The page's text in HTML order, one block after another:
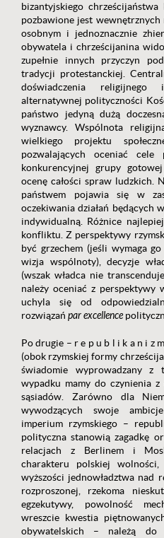
bizantyjskiego
pozbawione jest wewnętrznych
osobnym i jednoznacznie
obywatela i chrześcijanina
zupełnie innych przyczyn
tradycji protestanckiej.
doświadczenia
alternatywnej polityczności
państwo jedyną dużą
wyznawcy. Wspólnota
wielkiego projektu
pozwalających oceniać
konkurencyjnej grupy
ocenę całości spraw ludzkich.
państwem pojawia się w
oczekiwania działań będących
indywidualną. Różnice
konfliktu. Z perspektywy
być grzechem (jeśli wymaga
wizja wspólnoty), decyzje
(wszak władca nie
należy oceniać z perspektywy
uchyla się od
rozwiązań par excellence
Po drugie – r e p u b l i k a n i z
(obok rzymskiej formy
świadomie wyprowadzany
wypadku mamy do czynienia
sąsiadów. Zarówno dla
wywodzących swoje
imperium rzymskiego –
polityczna stanowią zagadkę
relacjach z Berlinem i
charakteru polskiej
wyższości jednowładztwa nad
rozproszonej, rzekoma
egzekutywy, powolność
wreszcie kwestia
obywatelskich – należą do